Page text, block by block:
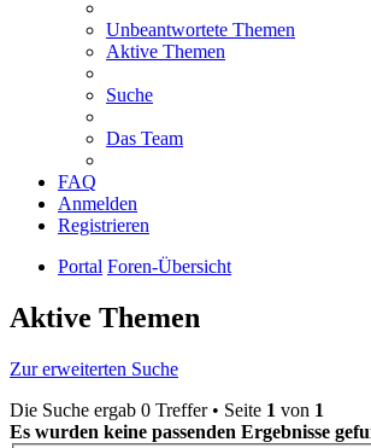
Unbeantwortete Themen
Aktive Themen
Suche
Das Team
FAQ
Anmelden
Registrieren
Portal Foren-Übersicht
Aktive Themen
Zur erweiterten Suche
Die Suche ergab 0 Treffer • Seite 1 von 1
Es wurden keine passenden Ergebnisse